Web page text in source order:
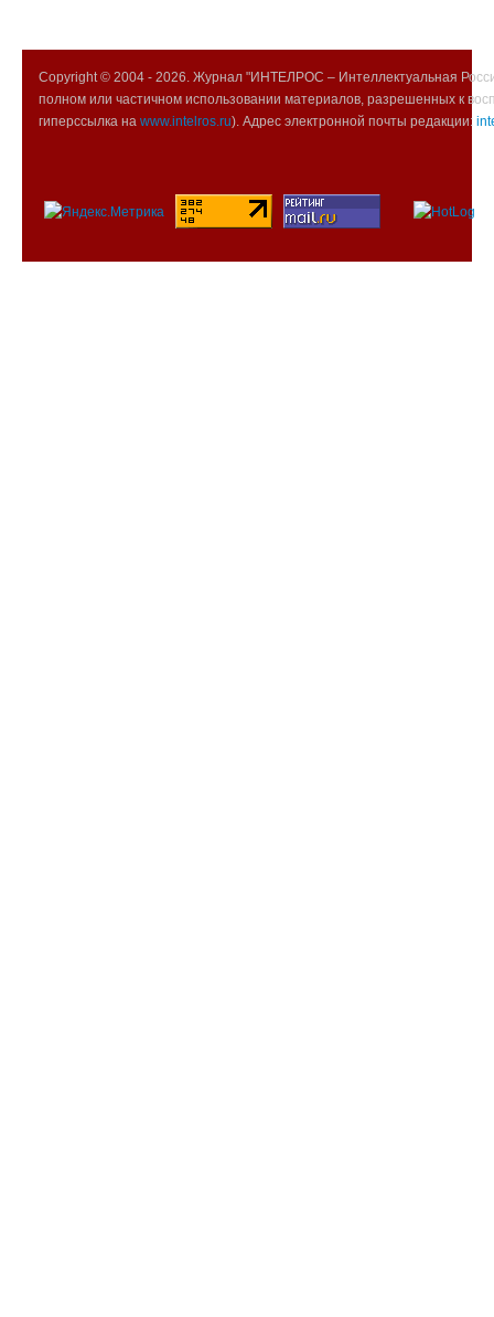
Copyright © 2004 - 2026. Журнал "ИНТЕЛРОС – Интеллектуальная
полном или частичном использовании материалов, разрешенных к
гиперссылка на www.intelros.ru). Адрес электронной почты редакции: